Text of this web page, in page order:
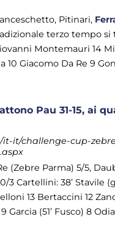
Pitinari,
terzo tempo si
Montemauri 14
10 Giacomo Da Re 9
Pau 31-15, ai
it/challenge-cup-
(Zebre Parma) 5/5,
Cartellini: 38’ Stavile
13 Bertaccini 12
Garcia (51’ Fusco) 8